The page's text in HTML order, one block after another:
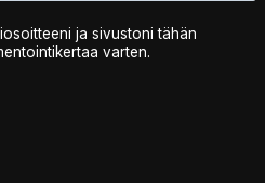
ja sivustoni tähän
varten.